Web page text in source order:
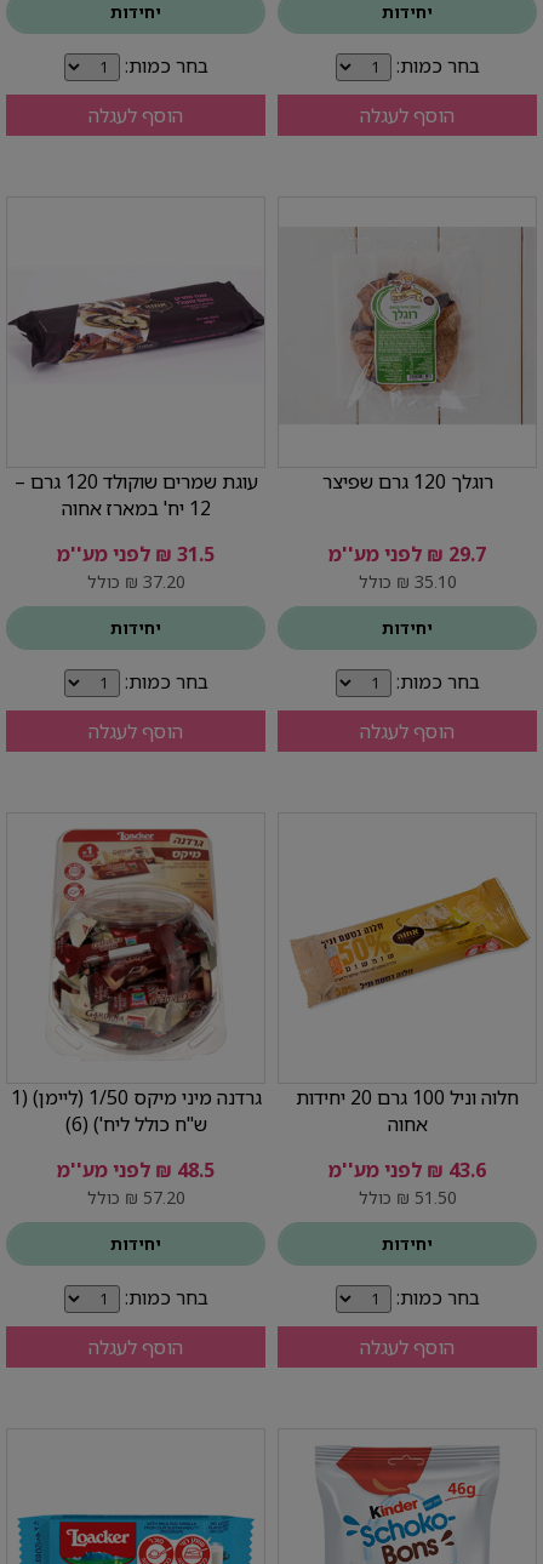
יחידות
בחר כמות:
הוסף לעגלה
יחידות
בחר כמות:
הוסף לעגלה
רוגלך 120 גרם שפיצר
29.7 ₪ לפני מע''מ
35.10 ₪ כולל
יחידות
בחר כמות:
הוסף לעגלה
עוגת שמרים שוקולד 120 גרם –
12 יח' במארז אחוה
31.5 ₪ לפני מע''מ
37.20 ₪ כולל
יחידות
בחר כמות:
הוסף לעגלה
חלוה וניל 100 גרם 20 יחידות
אחוה
43.6 ₪ לפני מע''מ
51.50 ₪ כולל
יחידות
בחר כמות:
הוסף לעגלה
גרדנה מיני מיקס 1/50 (ליימן) (1
ש"ח כולל ליח') (6)
48.5 ₪ לפני מע''מ
57.20 ₪ כולל
יחידות
בחר כמות:
הוסף לעגלה